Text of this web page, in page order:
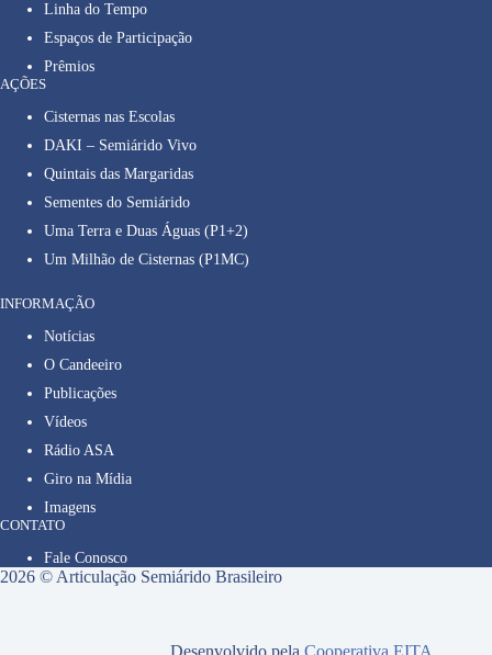
Linha do Tempo
Espaços de Participação
Prêmios
AÇÕES
Cisternas nas Escolas
DAKI – Semiárido Vivo
Quintais das Margaridas
Sementes do Semiárido
Uma Terra e Duas Águas (P1+2)
Um Milhão de Cisternas (P1MC)
INFORMAÇÃO
Notícias
O Candeeiro
Publicações
Vídeos
Rádio ASA
Giro na Mídia
Imagens
CONTATO
Fale Conosco
2026 © Articulação Semiárido Brasileiro
Desenvolvido pelaCooperativa EITA